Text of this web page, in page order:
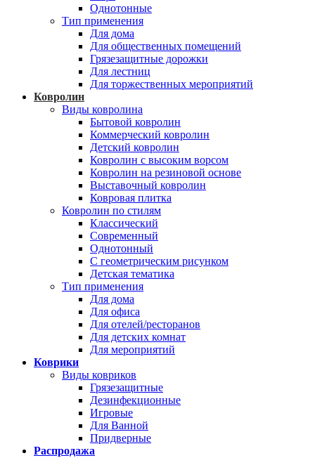
Однотонные
Тип применения
Для дома
Для общественных помещений
Грязезащитные дорожки
Для лестниц
Для торжественных мероприятий
Ковролин
Виды ковролина
Бытовой ковролин
Коммерческий ковролин
Детский ковролин
Ковролин с высоким ворсом
Ковролин на резиновой основе
Выставочный ковролин
Ковровая плитка
Ковролин по стилям
Классический
Современный
Однотонный
С геометрическим рисунком
Детская тематика
Тип применения
Для дома
Для офиса
Для отелей/ресторанов
Для детских комнат
Для мероприятий
Коврики
Виды ковриков
Грязезащитные
Дезинфекционные
Игровые
Для Ванной
Придверные
Распродажа